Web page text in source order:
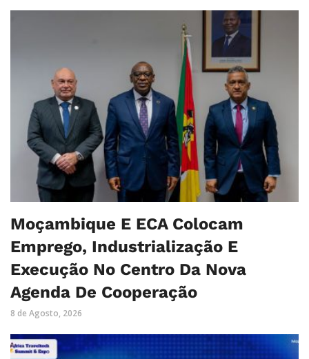
Moçambique E ECA Colocam
Emprego, Industrialização E
Execução No Centro Da Nova
Agenda De Cooperação
8 de Agosto, 2026